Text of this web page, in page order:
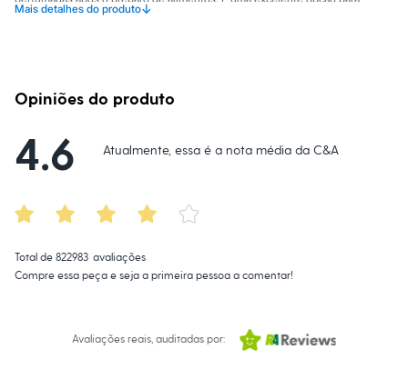
Sutiãs e Tops
Personagens
Plus size
Calças
Casacos e Jaquetas
Jeans
Shorts e Saias
Vestidos
Em alta
Dia dos Pais
Inverno
Bermudas
presentear, oferecendo uma experiência sensorial de cuidado e bem-estar.
Mais detalhes do produto↓
Marcas: Essenciart
Opiniões do produto
4.6 Atualmente, essa é a nota média da C&A
Total de 822983 avaliações
Compre essa peça e seja a primeira pessoa a comentar!
Avaliações reais, auditadas por: